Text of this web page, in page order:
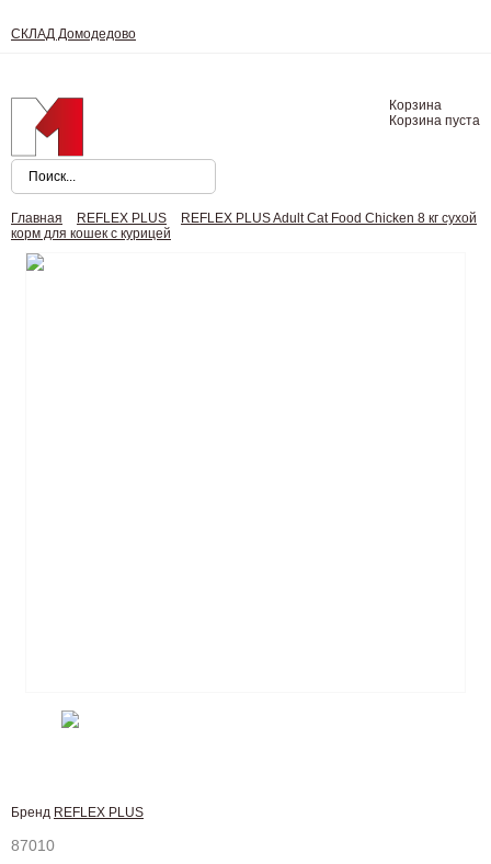
СКЛАД Домодедово
Корзина
Корзина пуста
Главная REFLEX PLUS
REFLEX PLUS Adult Cat Food Chicken 8 кг сухой
корм для кошек с курицей
Бренд REFLEX PLUS
87010